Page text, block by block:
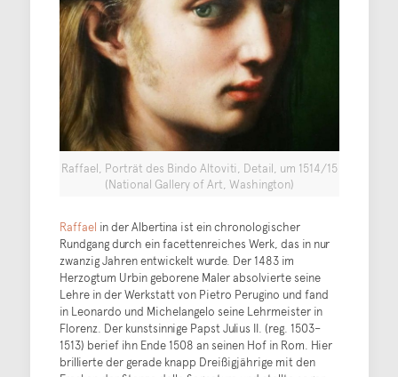
Raffael, Porträt des Bindo Altoviti, Detail, um 1514/15
(National Gallery of Art, Washington)
Raffael in der Albertina ist ein chronologischer
Rundgang durch ein facettenreiches Werk, das in nur
zwanzig Jahren entwickelt wurde. Der 1483 im
Herzogtum Urbin geborene Maler absolvierte seine
Lehre in der Werkstatt von Pietro Perugino und fand
in Leonardo und Michelangelo seine Lehrmeister in
Florenz. Der kunstsinnige Papst Julius II. (reg. 1503–
1513) berief ihn Ende 1508 an seinen Hof in Rom. Hier
brillierte der gerade knapp Dreißigjährige mit den